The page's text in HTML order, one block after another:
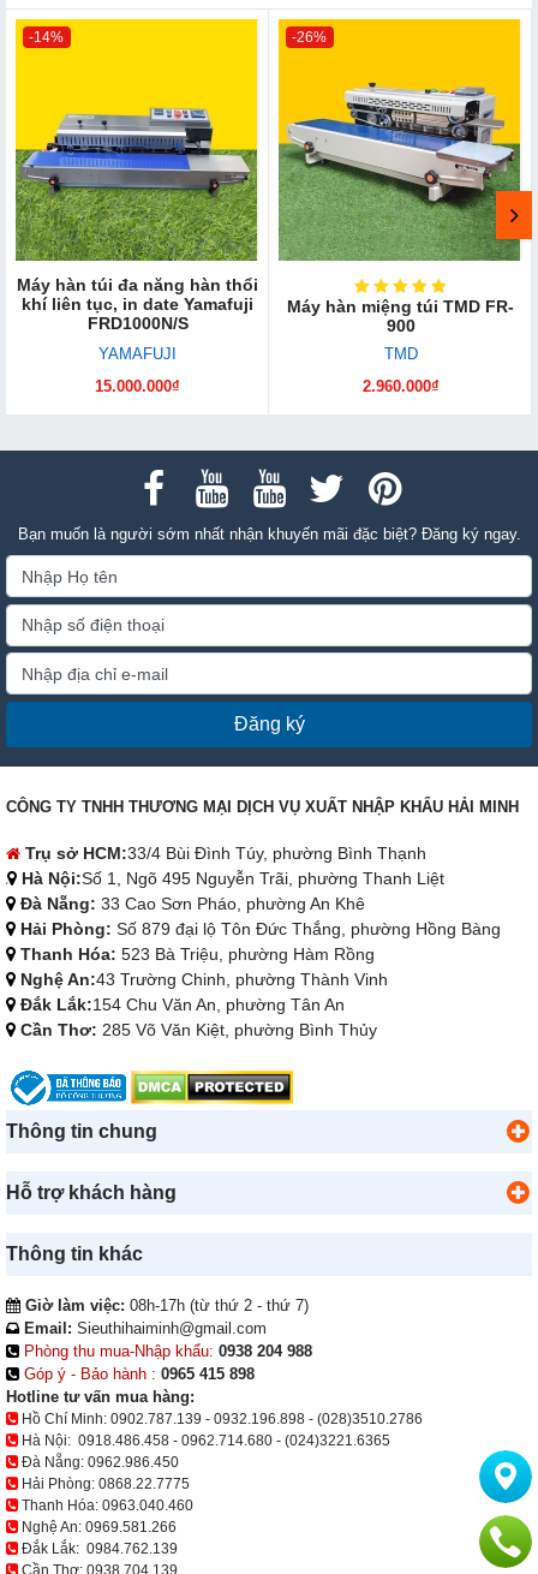
-14%
Máy hàn túi đa năng hàn thổi
khí liên tục, in date Yamafuji
FRD1000N/S
YAMAFUJI
15.000.000₫
-26%
Máy hàn miệng túi TMD FR-
900
TMD
2.960.000₫
Bạn muốn là người sớm nhất nhận khuyến mãi đặc biệt? Đăng ký ngay.
Đăng ký
CÔNG TY TNHH THƯƠNG MẠI DỊCH VỤ XUẤT NHẬP KHẨU HẢI MINH
Trụ sở HCM:33/4 Bùi Đình Túy, phường Bình Thạnh
Hà Nội:Số 1, Ngõ 495 Nguyễn Trãi, phường Thanh Liệt
Đà Nẵng: 33 Cao Sơn Pháo, phường An Khê
Hải Phòng: Số 879 đại lộ Tôn Đức Thắng, phường Hồng Bàng
Thanh Hóa: 523 Bà Triệu, phường Hàm Rồng
Nghệ An:43 Trường Chinh, phường Thành Vinh
Đắk Lắk:154 Chu Văn An, phường Tân An
Cần Thơ: 285 Võ Văn Kiệt, phường Bình Thủy
Thông tin chung
Hỗ trợ khách hàng
Thông tin khác
Giờ làm việc: 08h-17h (từ thứ 2 - thứ 7)
Email: Sieuthihaiminh@gmail.com
Phòng thu mua-Nhập khẩu: 0938 204 988
Góp ý - Bảo hành : 0965 415 898
Hotline tư vấn mua hàng:
Hồ Chí Minh: 0902.787.139 - 0932.196.898 - (028)3510.2786
Hà Nội: 0918.486.458 - 0962.714.680 - (024)3221.6365
Đà Nẵng: 0962.986.450
Hải Phòng: 0868.22.7775
Thanh Hóa: 0963.040.460
Nghệ An: 0969.581.266
Đắk Lắk: 0984.762.139
Cần Thơ: 0938 704 139